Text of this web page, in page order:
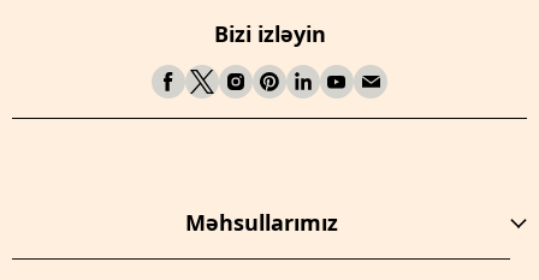
Bizi izləyin
Məhsullarımız